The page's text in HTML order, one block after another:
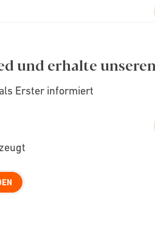
und erhalte
Erster informiert